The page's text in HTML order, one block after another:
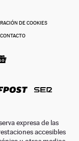
DE COOKIES
CONTACTO
expresa de las
accesibles